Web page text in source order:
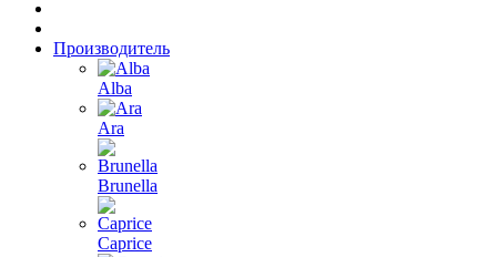
Производитель
Alba
Ara
Brunella
Caprice